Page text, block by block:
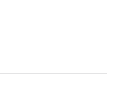
Konditionen